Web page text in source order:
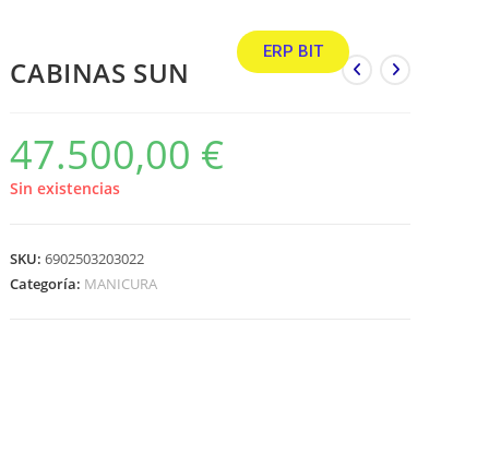
ERP BIT
CABINAS SUN
47.500,00 €
Sin existencias
SKU:6902503203022
Categoría: MANICURA